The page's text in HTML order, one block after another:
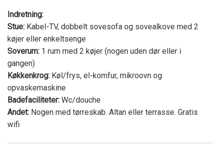
Indretning:
Stue: Kabel-TV, dobbelt sovesofa og sovealkove med 2
køjer eller enkeltsenge
Soverum: 1 rum med 2 køjer (nogen uden dør eller i
gangen)
Køkkenkrog: Køl/frys, el-komfur, mikroovn og
opvaskemaskine
Badefaciliteter: Wc/douche
Andet: Nogen med tørreskab. Altan eller terrasse. Gratis
wifi